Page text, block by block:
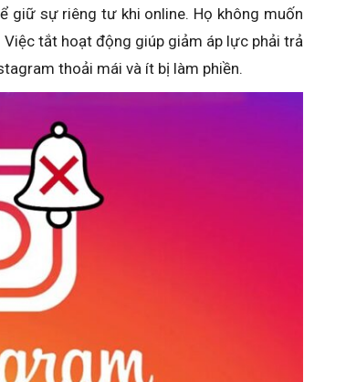
giữ sự riêng tư khi online. Họ không muốn
tắt hoạt động giúp giảm áp lực phải trả
thoải mái và ít bị làm phiền.